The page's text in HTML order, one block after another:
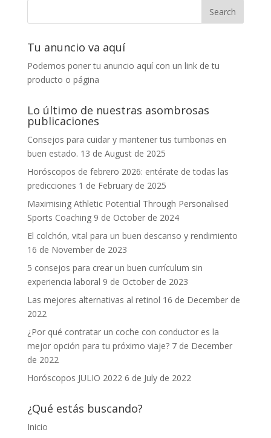
Tu anuncio va aquí
Podemos poner tu anuncio aquí con un link de tu
producto o página
Lo último de nuestras asombrosas
publicaciones
Consejos para cuidar y mantener tus tumbonas en
buen estado. 13 de August de 2025
Horóscopos de febrero 2026: entérate de todas las
predicciones 1 de February de 2025
Maximising Athletic Potential Through Personalised
Sports Coaching 9 de October de 2024
El colchón, vital para un buen descanso y rendimiento
16 de November de 2023
5 consejos para crear un buen currículum sin
experiencia laboral 9 de October de 2023
Las mejores alternativas al retinol 16 de December de
2022
¿Por qué contratar un coche con conductor es la
mejor opción para tu próximo viaje? 7 de December
de 2022
Horóscopos JULIO 2022 6 de July de 2022
¿Qué estás buscando?
Inicio